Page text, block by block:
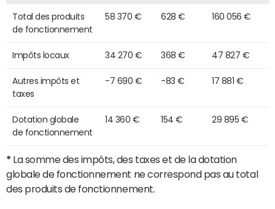
Total des produits
de fonctionnement
58 370 € 628 € 160 056 €
Impôts locaux 34 270 € 368 € 47 827 €
Autres impôts et
taxes
-7 690 € -83 € 17 881 €
Dotation globale
de fonctionnement
14 360 € 154 € 29 895 €
* La somme des impôts, des taxes et de la dotation
globale de fonctionnement ne correspond pas au total
des produits de fonctionnement.